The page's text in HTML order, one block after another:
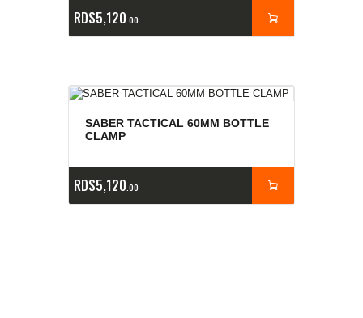
RD$5,120 00
SABER TACTICAL 60MM BOTTLE
CLAMP
RD$5,120 00